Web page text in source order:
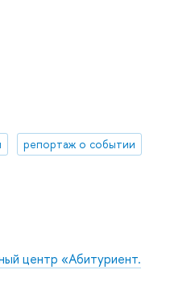
репортаж о событии
центр «Абитуриент.